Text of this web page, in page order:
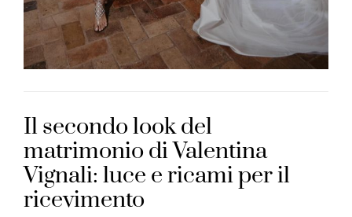
Il secondo look del
matrimonio di Valentina
Vignali: luce e ricami per il
ricevimento